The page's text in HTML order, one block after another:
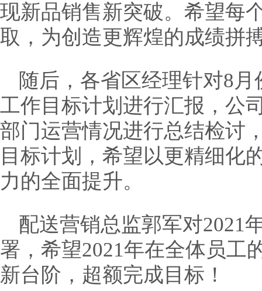
现新品销售新突破。希望每
取，为创造更辉煌的成绩拼
随后，各省区经理针对8
工作目标计划进行汇报，公
部门运营情况进行总结检讨
目标计划，希望以更精细化
力的全面提升。
配送营销总监郭军对2021
署，希望2021年在全体员工
新台阶，超额完成目标！